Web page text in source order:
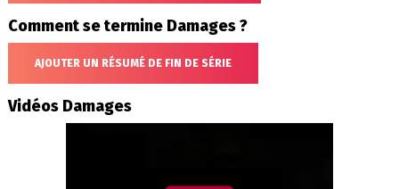
Comment se termine Damages ?
AJOUTER UN RÉSUMÉ DE FIN DE SÉRIE
Vidéos Damages